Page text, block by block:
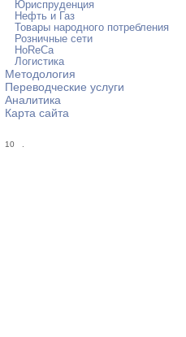
Юриспруденция
Нефть и Газ
Товары народного потребления
Розничные сети
HoReCa
Логистика
Методология
Переводческие услуги
Аналитика
Карта сайта
10